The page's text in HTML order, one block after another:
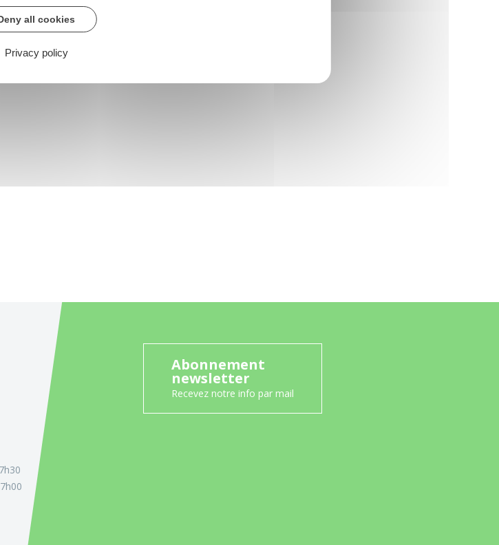
Abonnement
newsletter
Recevez notre info par mail
all cookies
Privacy policy